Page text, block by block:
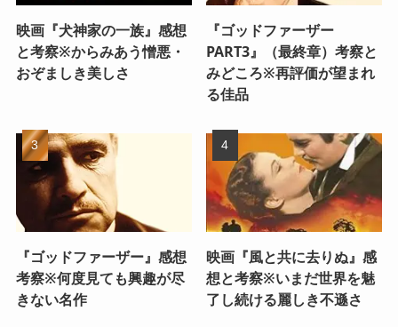
映画『犬神家の一族』感想
と考察※からみあう憎悪・
おぞましき美しさ
『ゴッドファーザー
PART3』（最終章）考察と
みどころ※再評価が望まれ
る佳品
『ゴッドファーザー』感想
考察※何度見ても興趣が尽
きない名作
映画『風と共に去りぬ』感
想と考察※いまだ世界を魅
了し続ける麗しき不遜さ